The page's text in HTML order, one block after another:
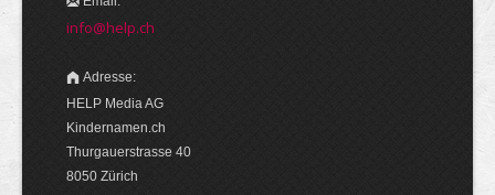
info@help.ch
Adresse:
HELP Media AG
Kindernamen.ch
Thurgauerstrasse 40
8050 Zürich